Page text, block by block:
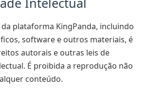
plataforma KingPanda, incluindo
software e outros materiais, é
autorais e outras leis de
É proibida a reprodução não
conteúdo.